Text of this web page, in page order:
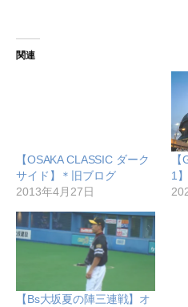
関連
【OSAKA CLASSIC ダーク
サイド】＊旧ブログ
2013年4月27日
1
【Bs大坂夏の陣三連戦】オ